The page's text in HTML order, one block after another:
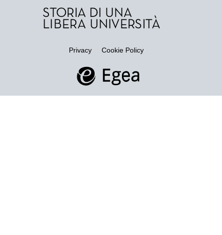
Privacy Cookie Policy